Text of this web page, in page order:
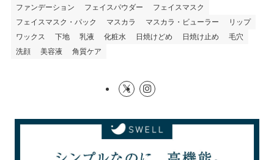
ファンデーション
フェイスパウダー
フェイスマスク
フェイスマスク・パック
マスカラ マスカラ・ビューラー
リップ
ワックス
下地 乳液 化粧水 日焼けどめ 日焼け止め
毛穴
洗顔
美容液 角質ケア